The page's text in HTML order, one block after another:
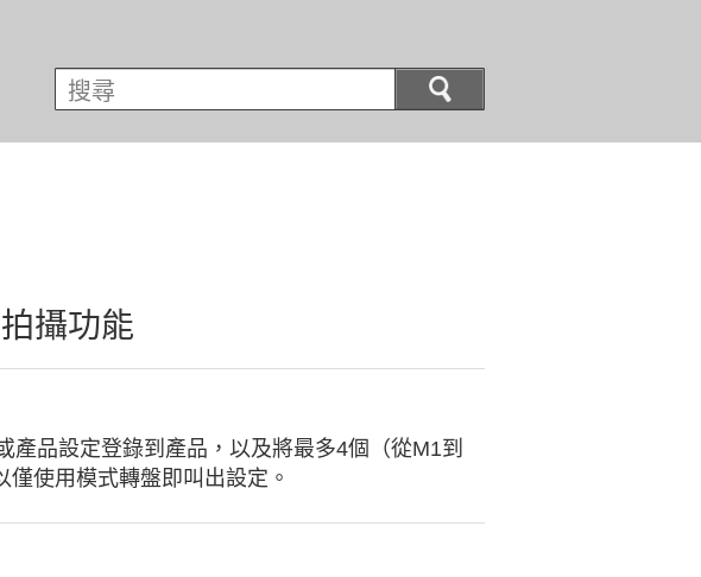
攝功能
產品設定登錄到產品，以及將最多4個（從M1到
使用模式轉盤即叫出設定。